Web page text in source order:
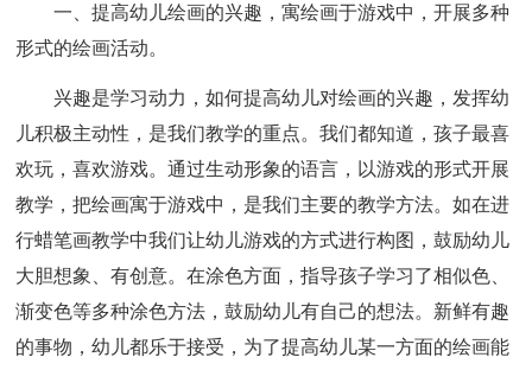
一、提高幼儿绘画的兴趣，寓绘画于游戏中，开展多种
形式的绘画活动。
兴趣是学习动力，如何提高幼儿对绘画的兴趣，发挥幼
儿积极主动性，是我们教学的重点。我们都知道，孩子最喜
欢玩，喜欢游戏。通过生动形象的语言，以游戏的形式开展
教学，把绘画寓于游戏中，是我们主要的教学方法。如在进
行蜡笔画教学中我们让幼儿游戏的方式进行构图，鼓励幼儿
大胆想象、有创意。在涂色方面，指导孩子学习了相似色、
渐变色等多种涂色方法，鼓励幼儿有自己的想法。新鲜有趣
的事物，幼儿都乐于接受，为了提高幼儿某一方面的绘画能